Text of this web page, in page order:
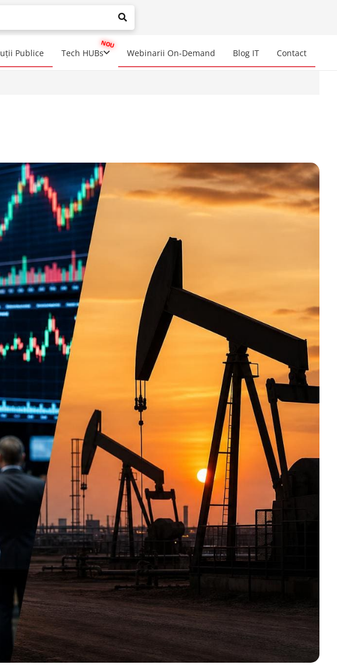
When autocomplete results are available use up and down arrows to
Publice Tech HUBs Webinarii On-Demand Blog IT Contact